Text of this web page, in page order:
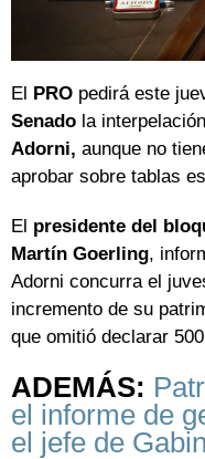
El PRO pedirá este
Senado la
Adorni, aunque no
aprobar sobre tablas
El presidente del
Martín Goerling,
Adorni concurra el
incremento de su
que omitió declarar
ADEMÁS:
el informe de
el jefe de